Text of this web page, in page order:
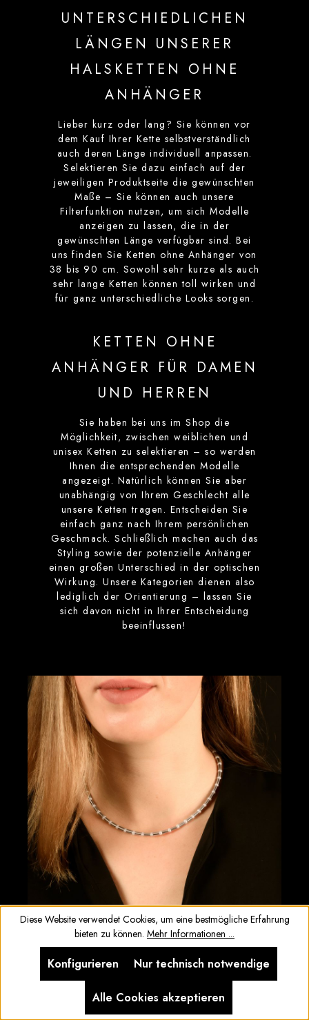
UNTERSCHIEDLICHEN
LÄNGEN UNSERER
HALSKETTEN OHNE
ANHÄNGER
Lieber kurz oder lang? Sie können vor
dem Kauf Ihrer Kette selbstverständlich
auch deren Länge individuell anpassen.
Selektieren Sie dazu einfach auf der
jeweiligen Produktseite die gewünschten
Maße – Sie können auch unsere
Filterfunktion nutzen, um sich Modelle
anzeigen zu lassen, die in der
gewünschten Länge verfügbar sind. Bei
uns finden Sie Ketten ohne Anhänger von
38 bis 90 cm. Sowohl sehr kurze als auch
sehr lange Ketten können toll wirken und
für ganz unterschiedliche Looks sorgen.
KETTEN OHNE
ANHÄNGER FÜR DAMEN
UND HERREN
Sie haben bei uns im Shop die
Möglichkeit, zwischen weiblichen und
unisex Ketten zu selektieren – so werden
Ihnen die entsprechenden Modelle
angezeigt. Natürlich können Sie aber
unabhängig von Ihrem Geschlecht alle
unsere Ketten tragen. Entscheiden Sie
einfach ganz nach Ihrem persönlichen
Geschmack. Schließlich machen auch das
Styling sowie der potenzielle Anhänger
einen großen Unterschied in der optischen
Wirkung. Unsere Kategorien dienen also
lediglich der Orientierung – lassen Sie
sich davon nicht in Ihrer Entscheidung
beeinflussen!
DESHALB SIND KETTEN
OHNE ANHÄNGER VON
ERNSTES DESIGN SO
Diese Website verwendet Cookies, um eine bestmögliche Erfahrung
bieten zu können. Mehr Informationen ...
Nur technisch notwendige
Konfigurieren
Alle Cookies akzeptieren